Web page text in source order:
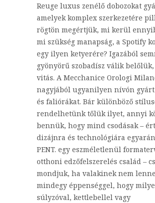
Reuge luxus zenélő dobozokat
amelyek komplex szerkezetére
rögtön megértjük, mi kerül
mi szükség manapság, a Spotify
egy ilyen ketyerére? Igazából
gyönyörű szobadísz válik belőlük,
vitás. A Mecchanice Orologi
nagyjából ugyanilyen nívón
és faliórákat. Bár különböző
rendelhetünk tőlük ilyet, annyi
bennük, hogy mind csodásak –
dizájnra és technológiára
PENT. egy eszméletlenül
otthoni edzőfelszerelés család –
mondjuk, ha valakinek nem lenne
mindegy éppenséggel, hogy
súlyzóval, kettlebellel vagy